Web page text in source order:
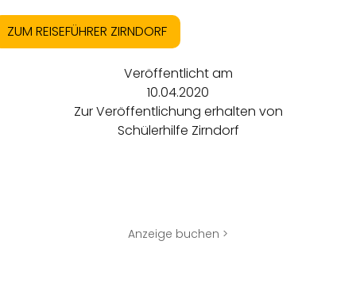
ZUM REISEFÜHRER ZIRNDORF
Veröffentlicht am
10.04.2020
Zur Veröffentlichung erhalten von
Schülerhilfe Zirndorf
Anzeige buchen >